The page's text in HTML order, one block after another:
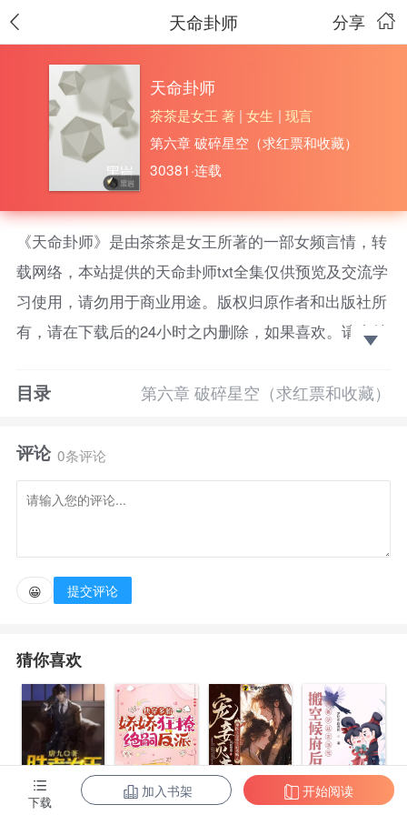
分享
天命卦师
天命卦师
茶茶是女王 著 |女生 | 现言
第六章 破碎星空（求红票和收藏）
30381·连载
《天命卦师》是由茶茶是女王所著的一部女频言情，转
载网络，本站提供的天命卦师txt全集仅供预览及交流学
习使用，请勿用于商业用途。版权归原作者和出版社所
有，请在下载后的24小时之内删除，如果喜欢。请支持
目录 第六章 破碎星空（求红票和收藏）
评论 0条评论
😀 提交评论
猜你喜欢
陈东王楠楠
快穿多胎，娇 宠妾灭妻？神 搬空候府后，
下载
加入书架 开始阅读